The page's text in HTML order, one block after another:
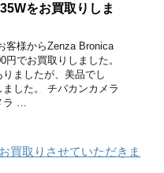
をお買取りしま
客様からZenza Bronica
円でお買取りしました。
ましたが、美品でし
した。 チバカンカメラ
ラ …
買取りさせていただきま